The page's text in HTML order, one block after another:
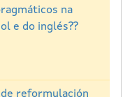
na
e do inglés??
reformulación